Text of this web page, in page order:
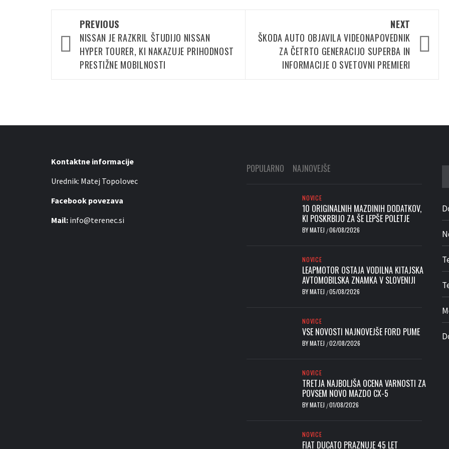
navigation
PREVIOUS
NISSAN JE RAZKRIL ŠTUDIJO NISSAN
HYPER TOURER, KI NAKAZUJE PRIHODNOST
PRESTIŽNE MOBILNOSTI
NEXT
ŠKODA AUTO OBJAVILA VIDEONAPOVEDNIK
ZA ČETRTO GENERACIJO SUPERBA IN
INFORMACIJE O SVETOVNI PREMIERI
Kontaktne informacije
Urednik: Matej Topolovec
Facebook povezava
Mail: info@terenec.si
POPULARNO NAJNOVEJŠE
NOVICE
10 ORIGINALNIH MAZDINIH DODATKOV,
KI POSKRBIJO ZA ŠE LEPŠE POLETJE
BYMATEJ /06/08/2026
NOVICE
LEAPMOTOR OSTAJA VODILNA KITAJSKA
AVTOMOBILSKA ZNAMKA V SLOVENIJI
BYMATEJ /05/08/2026
NOVICE
VSE NOVOSTI NAJNOVEJŠE FORD PUME
BYMATEJ /02/08/2026
NOVICE
TRETJA NAJBOLJŠA OCENA VARNOSTI ZA
POVSEM NOVO MAZDO CX-5
BYMATEJ /01/08/2026
NOVICE
FIAT DUCATO PRAZNUJE 45 LET